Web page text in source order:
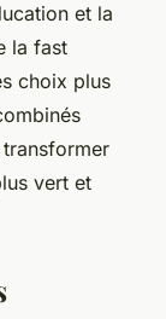
et la
la fast
choix plus
vert et